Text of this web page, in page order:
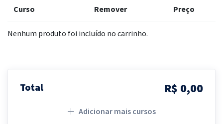
Curso Remover Preço
Nenhum produto foi incluído no carrinho.
Total R$ 0,00
Adicionar mais cursos